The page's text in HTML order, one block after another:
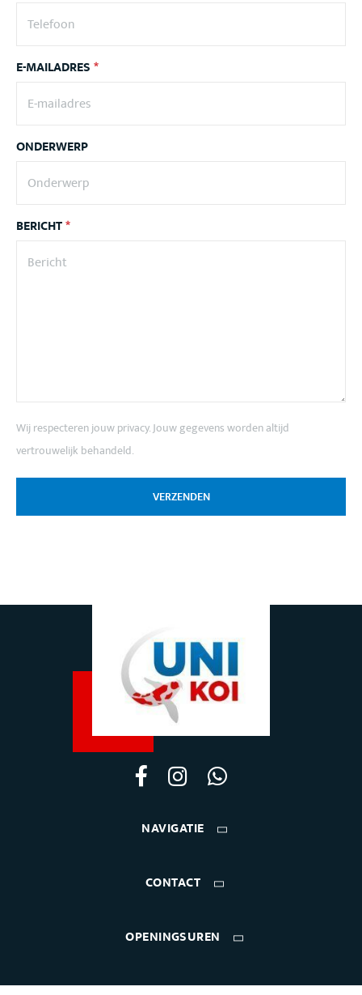
E-MAILADRES*
ONDERWERP
BERICHT*
Wij respecteren jouw privacy. Jouw gegevens worden altijd
vertrouwelijk behandeld.
VERZENDEN
NAVIGATIE
CONTACT
OPENINGSUREN